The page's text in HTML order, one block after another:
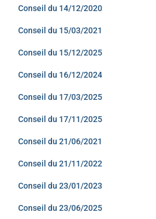
Conseil du 14/12/2020
Conseil du 15/03/2021
Conseil du 15/12/2025
Conseil du 16/12/2024
Conseil du 17/03/2025
Conseil du 17/11/2025
Conseil du 21/06/2021
Conseil du 21/11/2022
Conseil du 23/01/2023
Conseil du 23/06/2025